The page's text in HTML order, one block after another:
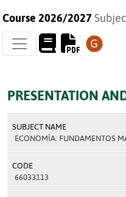
Course 2026/2027
PRESENTATION
SUBJECT NAME
ECONOMÍA: FUNDAMENTOS
CODE
66033113